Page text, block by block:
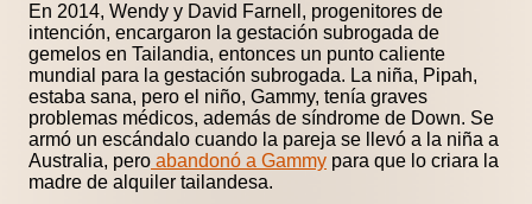
En 2014, Wendy y David Farnell, progenitores de
intención, encargaron la gestación subrogada de
gemelos en Tailandia, entonces un punto caliente
mundial para la gestación subrogada. La niña, Pipah,
estaba sana, pero el niño, Gammy, tenía graves
problemas médicos, además de síndrome de Down. Se
armó un escándalo cuando la pareja se llevó a la niña a
Australia, pero abandonó a Gammy para que lo criara la
madre de alquiler tailandesa.